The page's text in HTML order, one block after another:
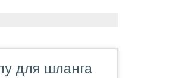
для шланга